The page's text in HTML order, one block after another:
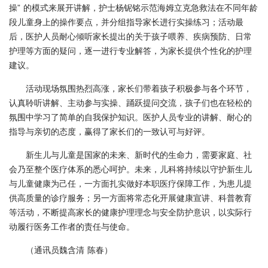
操” 的模式来展开讲解，护士杨铌铭示范海姆立克急救法在不同年龄
段儿童身上的操作要点，并分组指导家长进行实操练习；活动最
后，医护人员耐心倾听家长提出的关于孩子喂养、疾病预防、日常
护理等方面的疑问，逐一进行专业解答，为家长提供个性化的护理
建议。
活动现场氛围热烈高涨，家长们带着孩子积极参与各个环节，
认真聆听讲解、主动参与实操、踊跃提问交流，孩子们也在轻松的
氛围中学习了简单的自我保护知识。医护人员专业的讲解、耐心的
指导与亲切的态度，赢得了家长们的一致认可与好评。
新生儿与儿童是国家的未来、新时代的生命力，需要家庭、社
会乃至整个医疗体系的悉心呵护。未来，儿科将持续以守护新生儿
与儿童健康为己任，一方面扎实做好本职医疗保障工作，为患儿提
供高质量的诊疗服务；另一方面将常态化开展健康宣讲、科普教育
等活动，不断提高家长的健康护理理念与安全防护意识，以实际行
动履行医务工作者的责任与使命。
（通讯员魏含清 陈春）